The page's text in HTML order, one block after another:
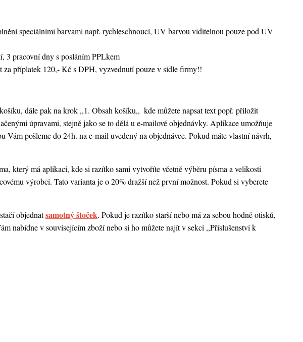
speciálními barvami např. rychleschnoucí, UV barvou viditelnou pouze pod UV
3 pracovní dny s posláním PPLkem
příplatek 120,- Kč s DPH, vyzvednutí pouze v sídle firmy!!
dále pak na krok ,,1. Obsah košíku,, kde můžete napsat text popř. přiložit
úpravami, stejně jako se to dělá u e-mailové objednávky. Aplikace umožňuje
Vám pošleme do 24h. na e-mail uvedený na objednávce. Pokud máte vlastní návrh,
který má aplikaci, kde si razítko sami vytvoříte včetně výběru písma a velikosti
výrobci. Tato varianta je o 20% dražší než první možnost. Pokud si vyberete
objednatsamotný štoček. Pokud je razítko starší nebo má za sebou hodně otisků,
nabídne v souvisejícím zboží nebo si ho můžete najít v sekci ,,Příslušenství k